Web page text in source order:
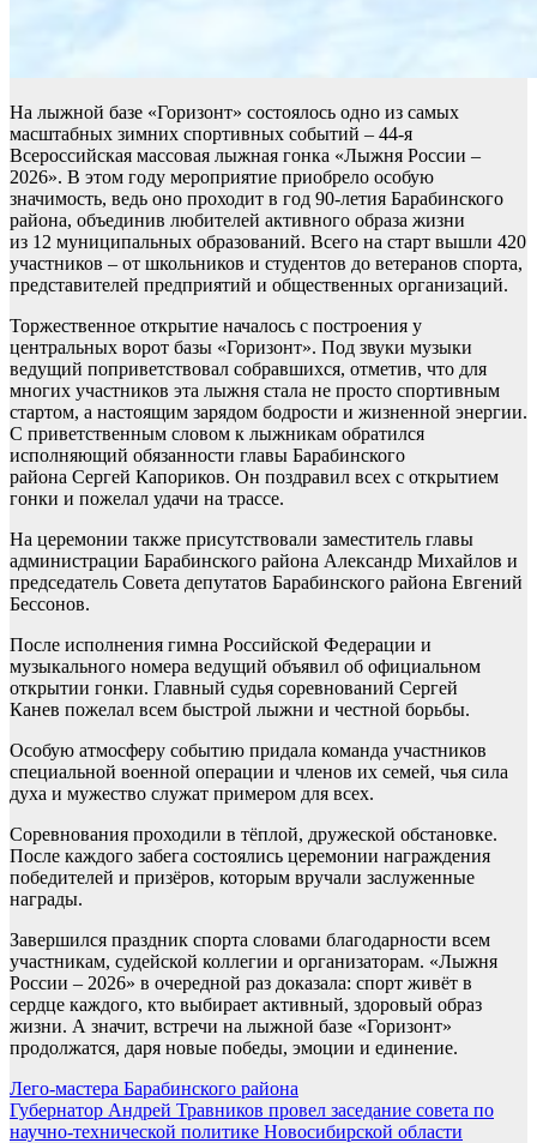
На лыжной базе «Горизонт» состоялось одно из самых
масштабных зимних спортивных событий – 44-я
Всероссийская массовая лыжная гонка «Лыжня России –
2026». В этом году мероприятие приобрело особую
значимость, ведь оно проходит в год 90-летия Барабинского
района, объединив любителей активного образа жизни
из 12 муниципальных образований. Всего на старт вышли 420
участников – от школьников и студентов до ветеранов спорта,
представителей предприятий и общественных организаций.
Торжественное открытие началось с построения у
центральных ворот базы «Горизонт». Под звуки музыки
ведущий поприветствовал собравшихся, отметив, что для
многих участников эта лыжня стала не просто спортивным
стартом, а настоящим зарядом бодрости и жизненной энергии.
С приветственным словом к лыжникам обратился
исполняющий обязанности главы Барабинского
района Сергей Капориков. Он поздравил всех с открытием
гонки и пожелал удачи на трассе.
На церемонии также присутствовали заместитель главы
администрации Барабинского района Александр Михайлов и
председатель Совета депутатов Барабинского района Евгений
Бессонов.
После исполнения гимна Российской Федерации и
музыкального номера ведущий объявил об официальном
открытии гонки. Главный судья соревнований Сергей
Канев пожелал всем быстрой лыжни и честной борьбы.
Особую атмосферу событию придала команда участников
специальной военной операции и членов их семей, чья сила
духа и мужество служат примером для всех.
Соревнования проходили в тёплой, дружеской обстановке.
После каждого забега состоялись церемонии награждения
победителей и призёров, которым вручали заслуженные
награды.
Завершился праздник спорта словами благодарности всем
участникам, судейской коллегии и организаторам. «Лыжня
России – 2026» в очередной раз доказала: спорт живёт в
сердце каждого, кто выбирает активный, здоровый образ
жизни. А значит, встречи на лыжной базе «Горизонт»
продолжатся, даря новые победы, эмоции и единение.
Навигация
по
Лего-мастера Барабинского района
Губернатор Андрей Травников провел заседание совета по
научно-технической политике Новосибирской области